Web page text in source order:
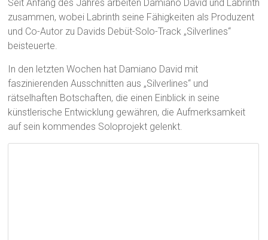
Seit Anfang des Jahres arbeiten Damiano David und Labrinth
zusammen, wobei Labrinth seine Fähigkeiten als Produzent
und Co-Autor zu Davids Debüt-Solo-Track „Silverlines“
beisteuerte.
In den letzten Wochen hat Damiano David mit
faszinierenden Ausschnitten aus „Silverlines“ und
rätselhaften Botschaften, die einen Einblick in seine
künstlerische Entwicklung gewähren, die Aufmerksamkeit
auf sein kommendes Soloprojekt gelenkt.